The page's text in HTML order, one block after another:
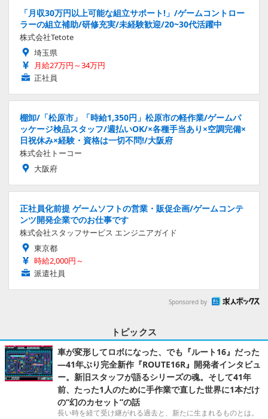
「月収30万円以上可能な組立サポート!」/ゲームコントロー
ラーの組立補助/研修充実/未経験歓迎/20~30代活躍中
株式会社Tetote
埼玉県
月給27万円～34万円
正社員
棚卸/「松原市」「時給1,350円」松原市の軽作業/ゲームパ
ッケージ検品スタッフ/週払いOK/×各種手当あり×空調完備×
日祝休み×経験・資格は一切不問!/大阪府
株式会社トーコー
大阪府
正社員化前提 ゲームソフトの営業・販促企画/ゲームコンテ
ンツ開発企業でのお仕事です
株式会社スタッフサービス エンジニアガイド
東京都
時給2,000円～
派遣社員
Sponsored by
トピックス
車が変形してロボになった、でも『ルート16』だった
―41年ぶり完全新作『ROUTE16R』開発者インタビュ
ー。新旧スタッフが語るシリーズの魂。そして41年
前、たった1人のために手作業で直した世界に1本だけ
の“幻のカセット”の話
長い時を経て受け継がれる過去と、新たに生まれるものとは。